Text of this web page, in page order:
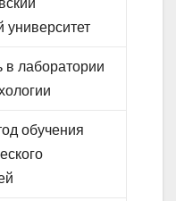
университет
в лаборатории
обучения